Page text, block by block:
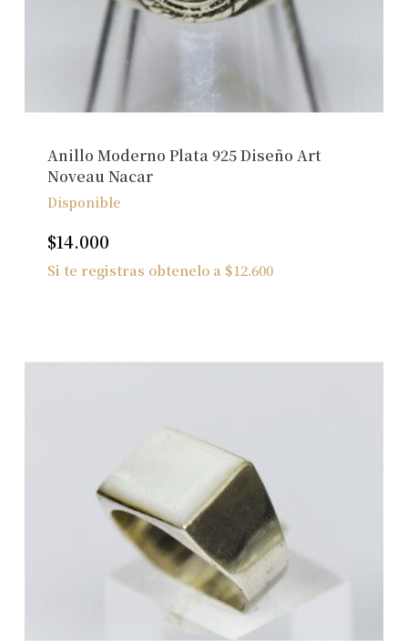
Anillo Moderno Plata 925 Diseño Art
Noveau Nacar
Disponible
$14.000
Si te registras obtenelo a $12.600